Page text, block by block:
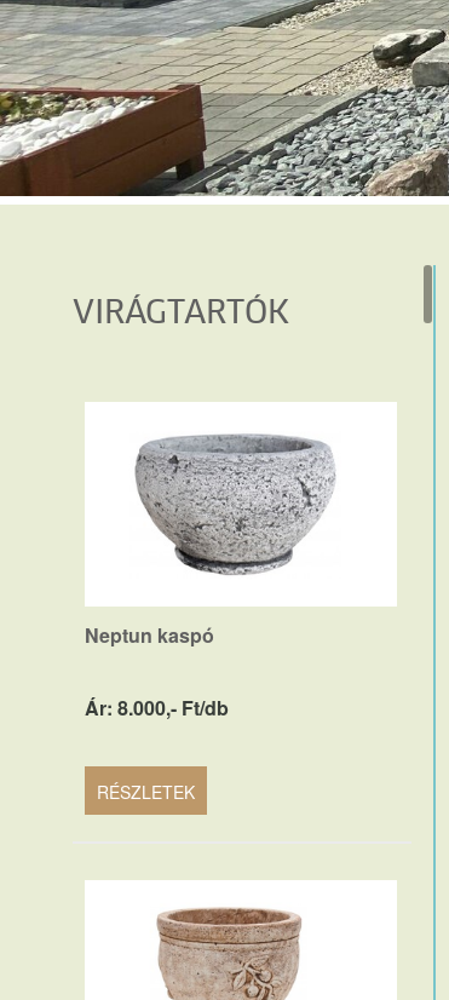
VIRÁGTARTÓK
Neptun kaspó
Ár: 8.000,- Ft/db
RÉSZLETEK